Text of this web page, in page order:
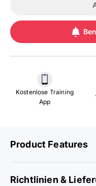
Kostenlose Training
App
Product Features
Richtlinien &